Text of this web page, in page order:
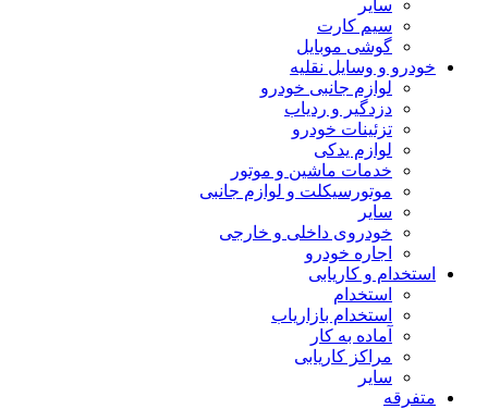
سایر
سیم کارت
گوشی موبایل
خودرو و وسایل نقلیه
لوازم جانبی خودرو
دزدگیر و ردیاب
تزئینات خودرو
لوازم یدکی
خدمات ماشین و موتور
موتورسیکلت و لوازم جانبی
سایر
خودروی داخلی و خارجی
اجاره خودرو
استخدام و کاریابی
استخدام
استخدام بازاریاب
آماده به کار
مراکز کاریابی
سایر
متفرقه